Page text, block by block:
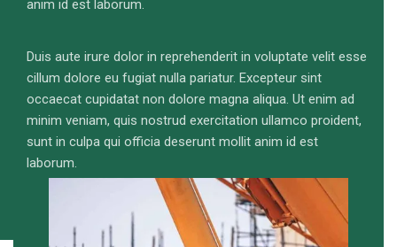
anim id est laborum.
Duis aute irure dolor in reprehenderit in voluptate velit esse
cillum dolore eu fugiat nulla pariatur. Excepteur sint
occaecat cupidatat non dolore magna aliqua. Ut enim ad
minim veniam, quis nostrud exercitation ullamco proident,
sunt in culpa qui officia deserunt mollit anim id est
laborum.